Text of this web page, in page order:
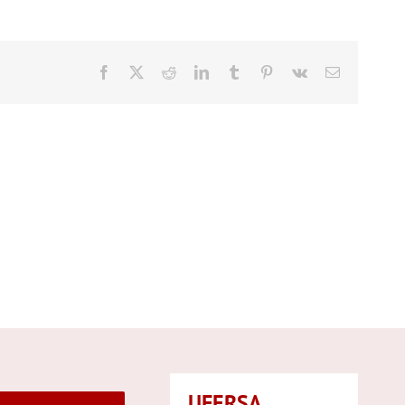
Facebook RedditLinkedInTumblr Pinterest
Vk
E-